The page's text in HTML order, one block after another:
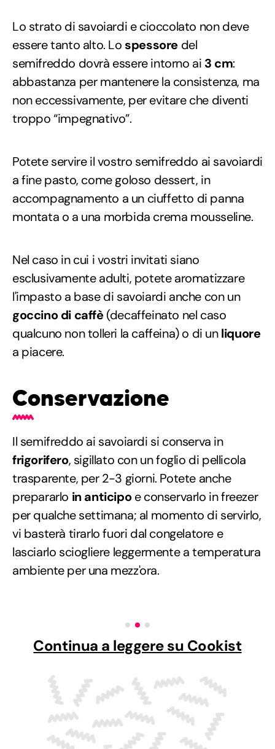
Lo strato di savoiardi e cioccolato non deve
essere tanto alto. Lo spessore del
semifreddo dovrà essere intorno ai 3 cm:
abbastanza per mantenere la consistenza, ma
non eccessivamente, per evitare che diventi
troppo “impegnativo”.
Potete servire il vostro semifreddo ai savoiardi
a fine pasto, come goloso dessert, in
accompagnamento a un ciuffetto di panna
montata o a una morbida crema mousseline.
Nel caso in cui i vostri invitati siano
esclusivamente adulti, potete aromatizzare
l'impasto a base di savoiardi anche con un
goccino di caffè(decaffeinato nel caso
qualcuno non tolleri la caffeina) o di unliquore
a piacere.
Conservazione
Il semifreddo ai savoiardi si conserva in
frigorifero, sigillato con un foglio di pellicola
trasparente, per 2-3 giorni. Potete anche
prepararlo in anticipoe conservarlo in freezer
per qualche settimana; al momento di servirlo,
vi basterà tirarlo fuori dal congelatore e
lasciarlo sciogliere leggermente a temperatura
ambiente per una mezz'ora.
Continua a leggere su Cookist